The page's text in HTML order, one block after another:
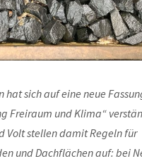
hat sich auf eine neue
Freiraum und Klima“
Volt stellen damit Regeln für
und Dachflächen auf: bei